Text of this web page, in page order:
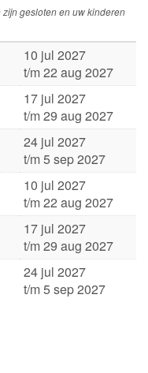
gesloten en uw kinderen
10 jul 2027
t/m 22 aug 2027
17 jul 2027
t/m 29 aug 2027
24 jul 2027
t/m 5 sep 2027
10 jul 2027
t/m 22 aug 2027
17 jul 2027
t/m 29 aug 2027
24 jul 2027
t/m 5 sep 2027